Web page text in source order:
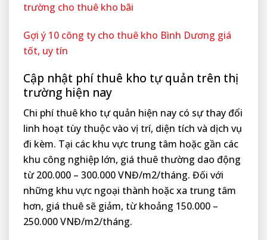
trường cho thuê kho bãi
Gợi ý 10 công ty cho thuê kho Bình Dương giá
tốt, uy tín
Cập nhật phí thuê kho tự quản trên thị
trường hiện nay
Chi phí thuê kho tự quản hiện nay có sự thay đổi
linh hoạt tùy thuộc vào vị trí, diện tích và dịch vụ
đi kèm. Tại các khu vực trung tâm hoặc gần các
khu công nghiệp lớn, giá thuê thường dao động
từ 200.000 – 300.000 VNĐ/m2/tháng. Đối với
những khu vực ngoại thành hoặc xa trung tâm
hơn, giá thuê sẽ giảm, từ khoảng 150.000 –
250.000 VNĐ/m2/tháng.